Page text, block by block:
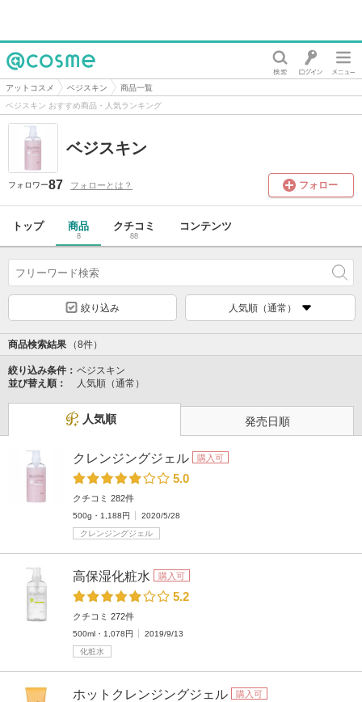
@cosme
アットコスメ ベジスキン
商品一覧
ベジスキン おすすめ商品・人気ランキング
ベジスキン
フォロワー87 フォローとは？ フォロー
トップ 商品
8
クチコミ
88
コンテンツ
絞り込み 人気順（通常）
商品検索結果 （8件）
絞り込み条件： ベジスキン
並び替え順：
人気順（通常）
人気順 発売日順
クレンジングジェル 購入可
5.0
クチコミ 282件
500g・1,188円
2020/5/28
クレンジングジェル
高保湿化粧水 購入可
5.2
クチコミ 272件
500ml・1,078円
2019/9/13
化粧水
ホットクレンジングジェル 購入可